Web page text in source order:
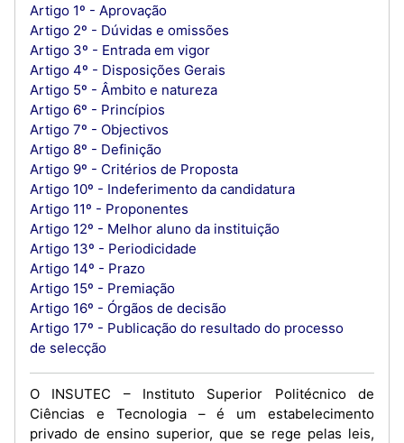
Artigo 1º - Aprovação
Artigo 2º - Dúvidas e omissões
Artigo 3º - Entrada em vigor
Artigo 4º - Disposições Gerais
Artigo 5º - Âmbito e natureza
Artigo 6º - Princípios
Artigo 7º - Objectivos
Artigo 8º - Definição
Artigo 9º - Critérios de Proposta
Artigo 10º - Indeferimento da candidatura
Artigo 11º - Proponentes
Artigo 12º - Melhor aluno da instituição
Artigo 13º - Periodicidade
Artigo 14º - Prazo
Artigo 15º - Premiação
Artigo 16º - Órgãos de decisão
Artigo 17º - Publicação do resultado do processo
de selecção
O INSUTEC – Instituto Superior Politécnico de
Ciências e Tecnologia – é um estabelecimento
privado de ensino superior, que se rege pelas leis,